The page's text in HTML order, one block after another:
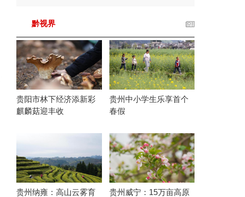
黔视界
贵阳市林下经济添新彩
麒麟菇迎丰收
贵州中小学生乐享首个
春假
贵州纳雍：高山云雾育
贵州威宁：15万亩高原